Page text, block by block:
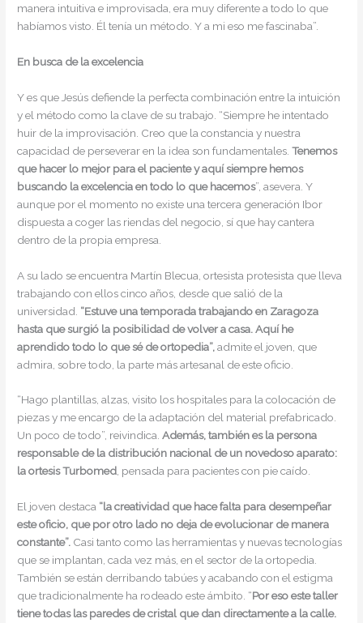
manera intuitiva e improvisada, era muy diferente a todo lo que
habíamos visto. Él tenía un método. Y a mi eso me fascinaba”.
En busca de la excelencia
Y es que Jesús defiende la perfecta combinación entre la intuición
y el método como la clave de su trabajo. “Siempre he intentado
huir de la improvisación. Creo que la constancia y nuestra
capacidad de perseverar en la idea son fundamentales.Tenemos
que hacer lo mejor para el paciente y aquí siempre hemos
buscando la excelencia en todo lo que hacemos”, asevera. Y
aunque por el momento no existe una tercera generación Ibor
dispuesta a coger las riendas del negocio, sí que hay cantera
dentro de la propia empresa.
A su lado se encuentra Martín Blecua, ortesista protesista que lleva
trabajando con ellos cinco años, desde que salió de la
universidad. “Estuve una temporada trabajando en Zaragoza
hasta que surgió la posibilidad de volver a casa. Aquí he
aprendido todo lo que sé de ortopedia”,admite el joven, que
admira, sobre todo, la parte más artesanal de este oficio.
“Hago plantillas, alzas, visito los hospitales para la colocación de
piezas y me encargo de la adaptación del material prefabricado.
Un poco de todo”, reivindica.Además, también es la persona
responsable de la distribución nacional de un novedoso aparato:
la ortesis Turbomed, pensada para pacientes con pie caído.
El joven destaca “la creatividad que hace falta para desempeñar
este oficio, que por otro lado no deja de evolucionar de manera
constante”. Casi tanto como las herramientas y nuevas tecnologías
que se implantan, cada vez más, en el sector de la ortopedia.
También se están derribando tabúes y acabando con el estigma
que tradicionalmente ha rodeado este ámbito. “Por eso este taller
tiene todas las paredes de cristal que dan directamente a la calle.